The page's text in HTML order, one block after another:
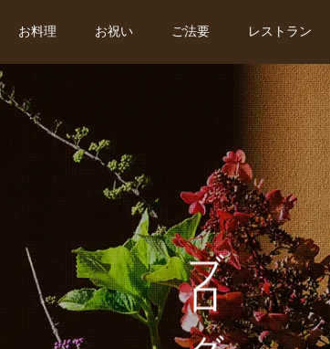
お料理 お祝い ご法要 レストラン
ブログ